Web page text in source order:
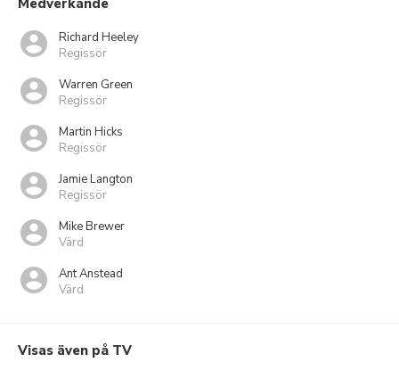
Medverkande
Richard Heeley
Regissör
Warren Green
Regissör
Martin Hicks
Regissör
Jamie Langton
Regissör
Mike Brewer
Värd
Ant Anstead
Värd
Visas även på TV